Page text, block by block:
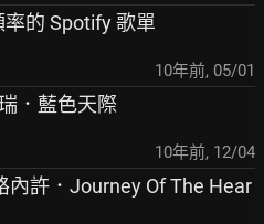
的 Spotify 歌單
10年前, 05/01
．藍色天際
10年前, 12/04
內許．Journey Of The Hear